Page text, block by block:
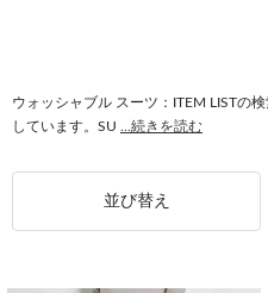
#ウォッシャブル メンズ
#ウォッシャブル BLACK LINE
ウォッシャブル スーツ：ITEM LISTの
しています。SU
...続きを読む
並び替え